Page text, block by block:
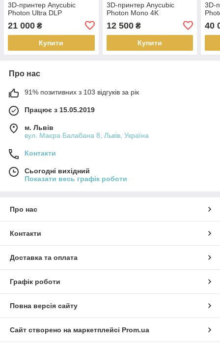
3D-принтер Anycubic
Photon Ultra DLP
21 000 ₴
Купити
3D-принтер Anycubic
Photon Mono 4K
12 500₴
Купити
3D-
40
Про нас
91% позитивних з 103 відгуків за рік
Працює з 15.05.2019
м. Львів
вул. Маєра Балабана 8, Львів, Україна
Контакти
Сьогодні вихідний
Показати весь графік роботи
Про нас
Контакти
Доставка та оплата
Графік роботи
Повна версія сайту
Сайт створено на маркетплейсі Prom.ua